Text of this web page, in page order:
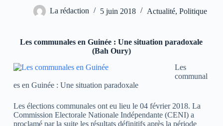
La rédaction 5 juin 2018 Actualité, Politique
Les communales en Guinée : Une situation paradoxale
(Bah Oury)
Les
communal
es en Guinée : Une situation paradoxale
Les élections communales ont eu lieu le 04 février 2018. La
Commission Electorale Nationale Indépendante (CENI) a
proclamé par la suite les résultats définitifs après la période